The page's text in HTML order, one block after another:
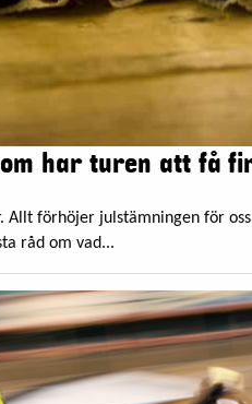
har turen att få
förhöjer julstämningen för
råd om vad...